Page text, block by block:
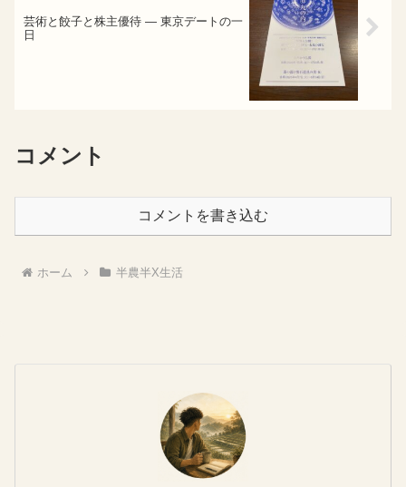
芸術と餃子と株主優待 — 東京デートの一
日
コメント
コメントを書き込む
ホーム 半農半X生活